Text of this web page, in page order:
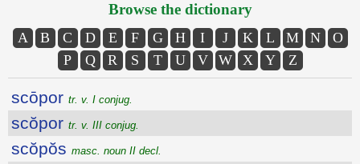
Browse the dictionary
A B C D E F G H I J K L M N
O
P
Q R S T U V W X Y Z
scōpor tr. v. I conjug.
scŏpor tr. v. III conjug.
scŏpŏs masc. noun II decl.